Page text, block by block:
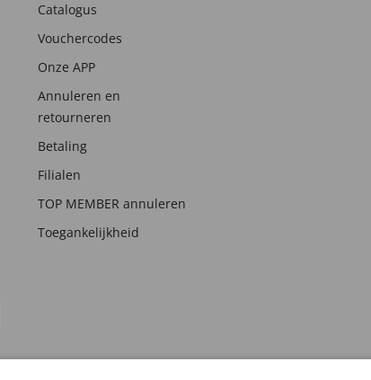
Catalogus
Vouchercodes
Onze APP
Annuleren en
retourneren
Betaling
Filialen
TOP MEMBER annuleren
Toegankelijkheid